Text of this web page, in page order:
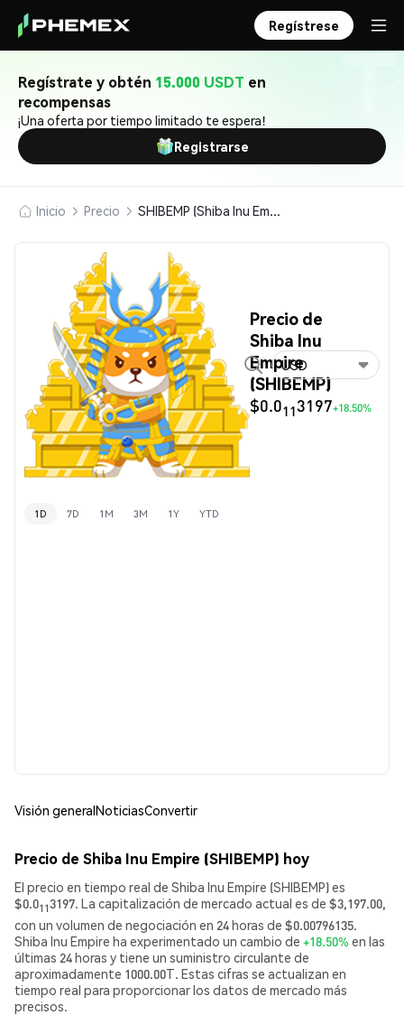
Regístrese
Regístrate y obtén 15.000 USDT en
recompensas
¡Una oferta por tiempo limitado te espera!
Registrarse
Inicio Precio SHIBEMP (Shiba Inu Empire)
Precio de
Shiba Inu
Empire
(SHIBEMP)
$0.0113197+18.50%
USD
1D 7D 1M 3M 1Y YTD
Visión generalNoticiasConvertir
Precio de Shiba Inu Empire (SHIBEMP) hoy
El precio en tiempo real de Shiba Inu Empire (SHIBEMP) es
$0.0113197. La capitalización de mercado actual es de $3,197.00,
con un volumen de negociación en 24 horas de $0.00796135.
Shiba Inu Empire ha experimentado un cambio de +18.50% en las
últimas 24 horas y tiene un suministro circulante de
aproximadamente 1000.00T. Estas cifras se actualizan en
tiempo real para proporcionar los datos de mercado más
precisos.